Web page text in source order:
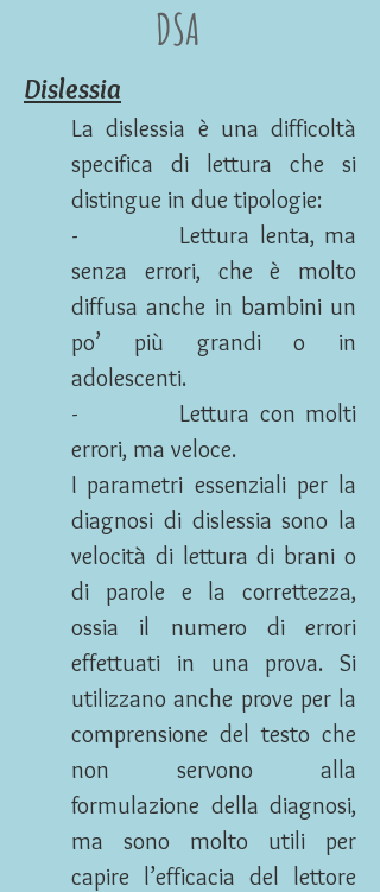
DSA
Dislessia
La dislessia è una difficoltà
specifica di lettura che si
distingue in due tipologie:
- Lettura lenta, ma
senza errori, che è molto
diffusa anche in bambini un
po’ più grandi o in
adolescenti.
- Lettura con molti
errori, ma veloce.
I parametri essenziali per la
diagnosi di dislessia sono la
velocità di lettura di brani o
di parole e la correttezza,
ossia il numero di errori
effettuati in una prova. Si
utilizzano anche prove per la
comprensione del testo che
non servono alla
formulazione della diagnosi,
ma sono molto utili per
capire l’efficacia del lettore